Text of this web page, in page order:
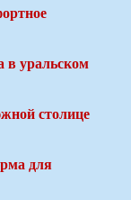
в уральском
столице
для